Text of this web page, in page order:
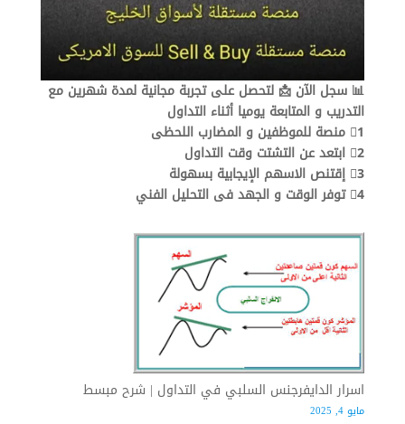
📊 سجل الآن 📩 لتحصل على تجربة مجانية لمدة شهرين مع
التدريب و المتابعة يوميا أثناء التداول
1⃣ منصة للموظفين و المضارب اللحظى
2⃣ ابتعد عن التشتت وقت التداول
3⃣ إقتنص الاسهم الإيجابية بسهولة
4⃣ توفر الوقت و الجهد فى التحليل الفني
اسرار الدايفرجنس السلبي في التداول | شرح مبسط
مايو 4, 2025